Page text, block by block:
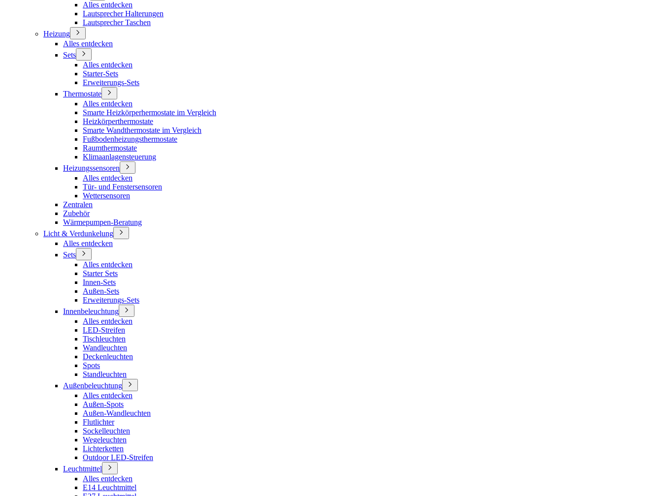
Alles entdecken
Lautsprecher Halterungen
Lautsprecher Taschen
Heizung
Alles entdecken
Sets
Alles entdecken
Starter-Sets
Erweiterungs-Sets
Thermostate
Alles entdecken
Smarte Heizkörperhermostate im Vergleich
Heizkörperthermostate
Smarte Wandthermostate im Vergleich
Fußbodenheizungsthermostate
Raumthermostate
Klimaanlagensteuerung
Heizungssensoren
Alles entdecken
Tür- und Fenstersensoren
Wettersensoren
Zentralen
Zubehör
Wärmepumpen-Beratung
Licht & Verdunkelung
Alles entdecken
Sets
Alles entdecken
Starter Sets
Innen-Sets
Außen-Sets
Erweiterungs-Sets
Innenbeleuchtung
Alles entdecken
LED-Streifen
Tischleuchten
Wandleuchten
Deckenleuchten
Spots
Standleuchten
Außenbeleuchtung
Alles entdecken
Außen-Spots
Außen-Wandleuchten
Flutlichter
Sockelleuchten
Wegeleuchten
Lichterketten
Outdoor LED-Streifen
Leuchtmittel
Alles entdecken
E14 Leuchtmittel